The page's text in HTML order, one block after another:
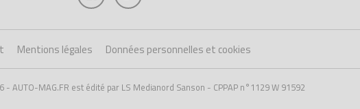
Mentions légales Données personnelles et cookies
AUTO-MAG.FR est édité par LS Medianord Sanson - CPPAP n°1129 W 91592